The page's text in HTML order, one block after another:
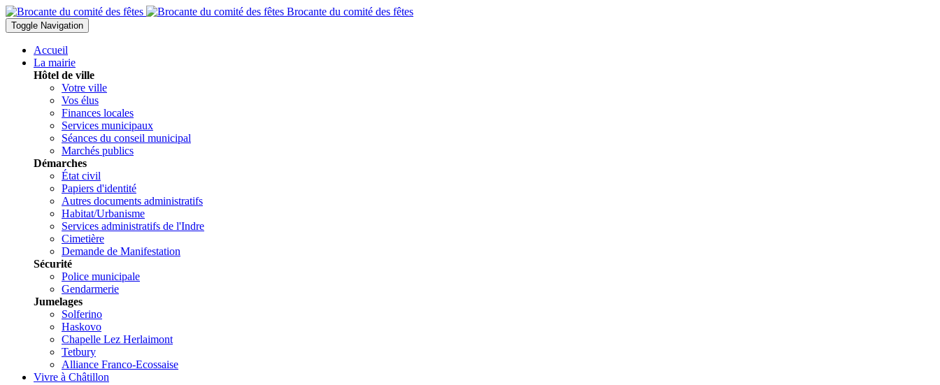
Brocante du comité des fêtes
Toggle Navigation
Accueil
La mairie
Hôtel de ville
Votre ville
Vos élus
Finances locales
Services municipaux
Séances du conseil municipal
Marchés publics
Démarches
État civil
Papiers d'identité
Autres documents administratifs
Habitat/Urbanisme
Services administratifs de l'Indre
Cimetière
Demande de Manifestation
Sécurité
Police municipale
Gendarmerie
Jumelages
Solferino
Haskovo
Chapelle Lez Herlaimont
Tetbury
Alliance Franco-Ecossaise
Vivre à Châtillon